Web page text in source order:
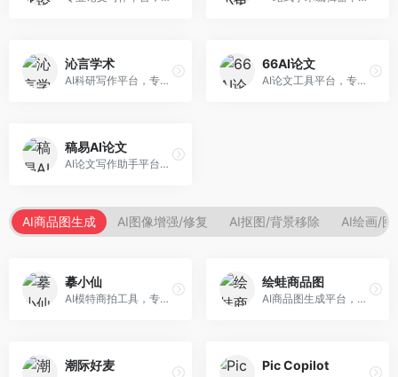
沁言学术
AI科研写作平台，专注于学术研究辅助。面向研究生和科研工作者，提供文献分析、研究方法指导、论文撰写等服务，学术资源丰富，研究支持全面。
66AI论文
AI论文工具平台，专注于高质量低查重论文生成。面向大学生和研究生，提供论文写作、降重修改等服务，生成内容原创度高，查重率低。
稿易AI论文
AI论文写作助手平台，提供智能化学术写作支持。面向高校学生，支持多种论文类型生成，提供参考文献管理和格式规范服务，操作流程简单。
AI商品图生成 AI图像增强/修复 AI抠图/背景移除 AI绘画/图
摹小仙
AI模特商拍工具，专注于服装电商。面向服装电商卖家，提供虚拟模特试穿、商品展示图生成等服务，模特形象多样，拍摄成本低。
绘蛙商品图
AI商品图生成平台，支持模特换装和场景生成。面向电商卖家，提供商品上身效果展示、场景化商品图生成等服务，电商营销效果显著。
潮际好麦 Pic Copilot